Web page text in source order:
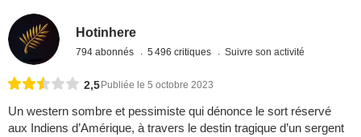
Hotinhere
794 abonnés 5 496 critiques Suivre son activité
2,5 Publiée le 5 octobre 2023
Un western sombre et pessimiste qui dénonce le sort réservé
aux Indiens d’Amérique, à travers le destin tragique d’un sergent